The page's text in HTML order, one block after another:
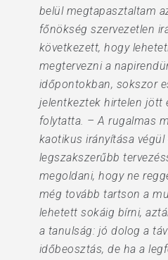
belül megtapasztaltam
főnökség szervezetlen
következett, hogy
megtervezni a
időpontokban, sokszor
jelentkeztek hirtelen jött
folytatta. – A rugalmas
kaotikus irányítása
legszakszerűbb
megoldani, hogy ne
még tovább tartson a
lehetett sokáig bírni,
a tanulság: jó dolog a
időbeosztás, de ha a